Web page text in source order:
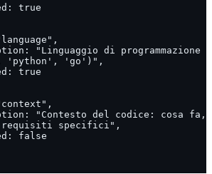
true
"Linguaggio di programmazione
'python', 'go')",
true
"Contesto del codice: cosa fa,
requisiti specifici",
false